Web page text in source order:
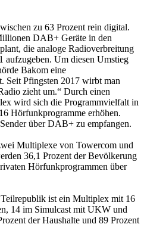
zu 63 Prozent rein digital.
DAB+ Geräte in den
die analoge Radioverbreitung
Um diesen Umstieg
Bakom eine
Seit Pfingsten 2017 wirbt man
zieht um.“ Durch einen
wird sich die Programmvielfalt in
Hörfunkprogramme erhöhen.
über DAB+ zu empfangen.
Multiplexe von Towercom und
36,1 Prozent der Bevölkerung
Hörfunkprogrammen über
ist ein Multiplex mit 16
14 im Simulcast mit UKW und
der Haushalte und 89 Prozent